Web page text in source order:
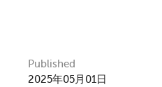
Published
2025年05月01日